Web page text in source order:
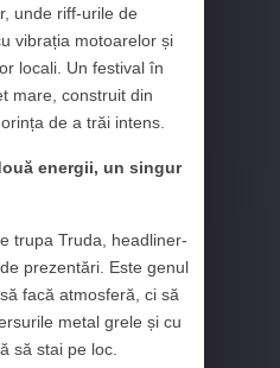
unde riff-urile de
vibrația motoarelor și
locali. Un festival în
mare, construit din
de a trăi intens.
energii, un singur
trupa Truda, headliner-
prezentări. Este genul
facă atmosferă, ci să
metal grele și cu
să stai pe loc.